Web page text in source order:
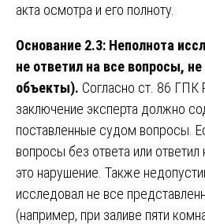
акта осмотра и его полноту.
Основание 2.3: Неполнота
не ответил на все вопросы,
объекты). Согласно ст. 86
заключение эксперта должно
поставленные судом вопросы.
вопросы без ответа или
это нарушение. Также
исследовал не все
(например, при заливе пяти